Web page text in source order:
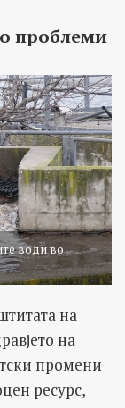
проблеми
води во
на
на
промени
ресурс,